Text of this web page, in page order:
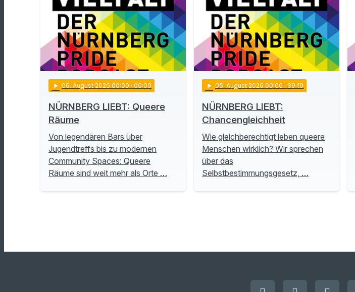
play_arrow 06. August 2026 00:00 · 00:00
NÜRNBERG LIEBT: Queere
Räume
Von legendären Bars über
Jugendtreffs bis zu modernen
Community Spaces: Queere
Räume sind weit mehr als Orte …
play_arrow 05. August 2026 00:00 · 39:19
NÜRNBERG LIEBT:
Chancengleichheit
Wie gleichberechtigt leben queere
Menschen wirklich? Wir sprechen
über das
Selbstbestimmungsgesetz, …